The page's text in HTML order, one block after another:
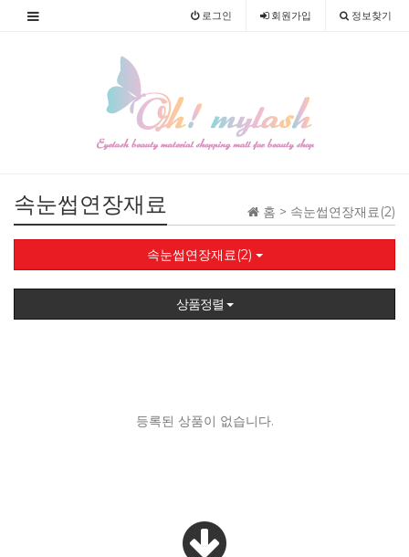
로그인 회원가입 정보찾기
홈 > 속눈썹연장재료(2)
속눈썹연장재료
속눈썹연장재료(2)
상품정렬
등록된 상품이 없습니다.